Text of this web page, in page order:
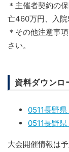
＊主催者契約の
亡460万円、入院
＊その他注意事
さい。
資料ダウンロ
0511長野県
0511長野県
大会開催情報は